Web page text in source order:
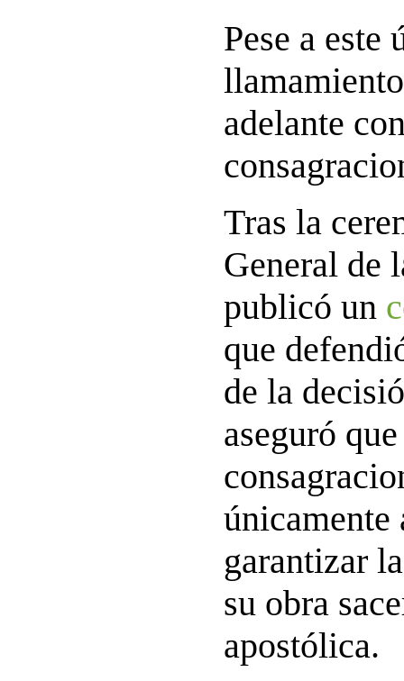
Pese a este
adelante
Tras la
General de
publicó un
que
de la
aseguró
únicamente
garantizar
su obra
apostólica.